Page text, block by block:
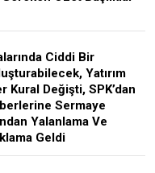
Ciddi Bir
Yatırım
Kural Değişti, SPK’dan
Sermaye
Yalanlama Ve
Geldi